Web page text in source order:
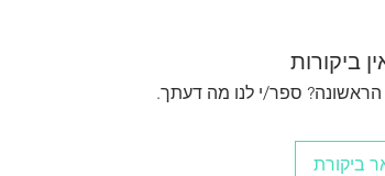
ביקורות
ספר/י לנו מה דעתך.
ביקורת